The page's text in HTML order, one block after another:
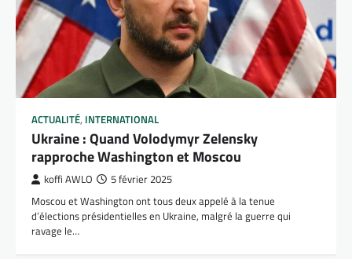
ACTUALITÉ, INTERNATIONAL
Ukraine : Quand Volodymyr Zelensky
rapproche Washington et Moscou
koffi AWLO 5 février 2025
Moscou et Washington ont tous deux appelé à la tenue
d’élections présidentielles en Ukraine, malgré la guerre qui
ravage le…